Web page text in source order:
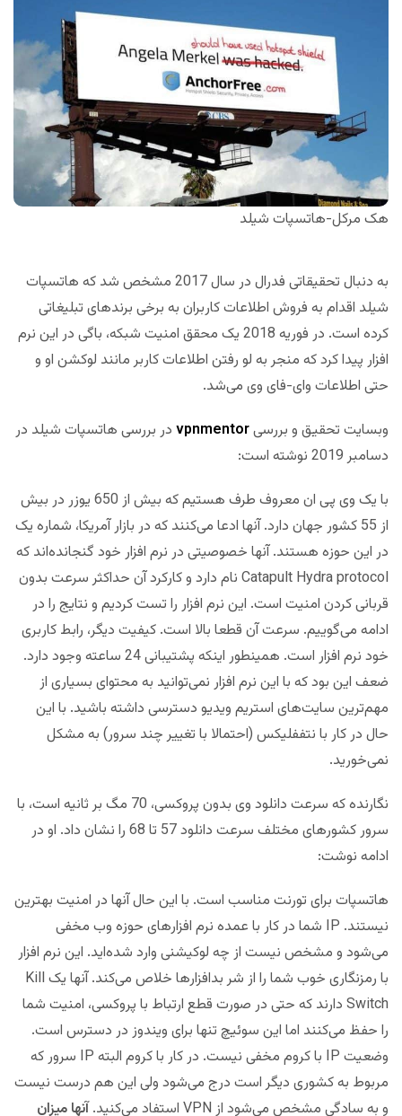
هک مرکل-هاتسپات شیلد
به دنبال تحقیقاتی فدرال در سال 2017 مشخص شد که هاتسپات
شیلد اقدام به فروش اطلاعات کاربران به برخی برندهای تبلیغاتی
کرده است. در فوریه 2018 یک محقق امنیت شبکه، باگی در این نرم
افزار پیدا کرد که منجر به لو رفتن اطلاعات کاربر مانند لوکشن او و
حتی اطلاعات وای-فای وی‌ می‌شد.
وبسایت تحقیق و بررسیvpnmentor در بررسی هاتسپات شیلد در
دسامبر 2019 نوشته است:
با یک وی پی ان معروف طرف هستیم که بیش از 650 یوزر در بیش
از 55 کشور جهان دارد. آنها ادعا می‌کنند که در بازار آمریکا، شماره یک
در این حوزه هستند. آنها خصوصیتی در نرم افزار خود گنجانده‌اند که
Catapult Hydra protocol نام دارد و کارکرد آن حداکثر سرعت بدون
قربانی کردن امنیت است. این نرم افزار را تست کردیم و نتایج را در
ادامه می‌گوییم. سرعت آن قطعا بالا است. کیفیت دیگر، رابط کاربری
خود نرم افزار است. همینطور اینکه پشتیبانی 24 ساعته وجود دارد.
ضعف این بود که با این نرم افزار نمی‌توانید به محتوای بسیاری از
مهم‌ترین سایت‌های استریم ویدیو دسترسی داشته باشید. با این
حال در کار با نتففلیکس (احتمالا با تغییر چند سرور) به مشکل
نمی‌خورید.
نگارنده که سرعت دانلود وی بدون پروکسی، 70 مگ بر ثانیه است، با
سرور کشورهای مختلف سرعت دانلود 57 تا 68 را نشان داد. او در
ادامه نوشت:
هاتسپات برای تورنت مناسب است. با این حال آنها در امنیت بهترین
نیستند. IP شما در کار با عمده نرم افزارهای حوزه وب مخفی
می‌شود و مشخص نیست از چه لوکیشنی وارد شده‌اید. این نرم افزار
با رمزنگاری خوب شما را از شر بدافزارها خلاص می‌کند. آنها یک Kill
Switch دارند که حتی در صورت قطع ارتباط با پروکسی، امنیت شما
را حفظ می‌کنند اما این سوئیچ تنها برای ویندوز در دسترس است.
وضعیت IP با کروم مخفی نیست. در کار با کروم البته IP سرور که
مربوط به کشوری دیگر است درج می‌شود ولی این هم درست نیست
و به سادگی مشخص می‌شود از VPN استفاد می‌کنید.
آنها میزان